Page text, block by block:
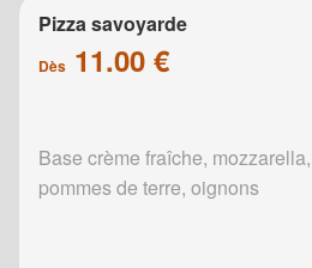
Pizza savoyarde
Dès 11.00 €
Base crème fraîche,
pommes de terre, oignons